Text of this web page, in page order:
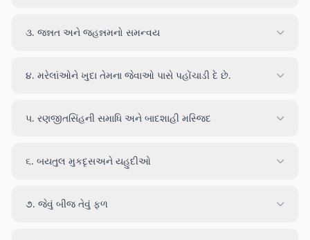
૩. જન્નત અને જહન્નમનો સમન્વય
૪. મરેલાંઓને ખુદા તેમના જેવાઓ પાસે પહોંચાડી દે છે.
૫. રણજીતસિંહની સમાધિ અને બાદશાહી મસ્જિદ
૬. બયતુલ મુકદૃસઅને યહુદીઓ
૭. જેવું બીજ તેવું ફળ